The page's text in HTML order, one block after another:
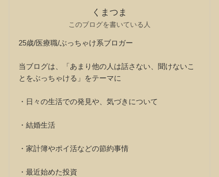
くまつま
このブログを書いている人
25歳/医療職/ぶっちゃけ系ブロガー
当ブログは、「あまり他の人は話さない、聞けないこ
とをぶっちゃける」をテーマに
・日々の生活での発見や、気づきについて
・結婚生活
・家計簿やポイ活などの節約事情
・最近始めた投資